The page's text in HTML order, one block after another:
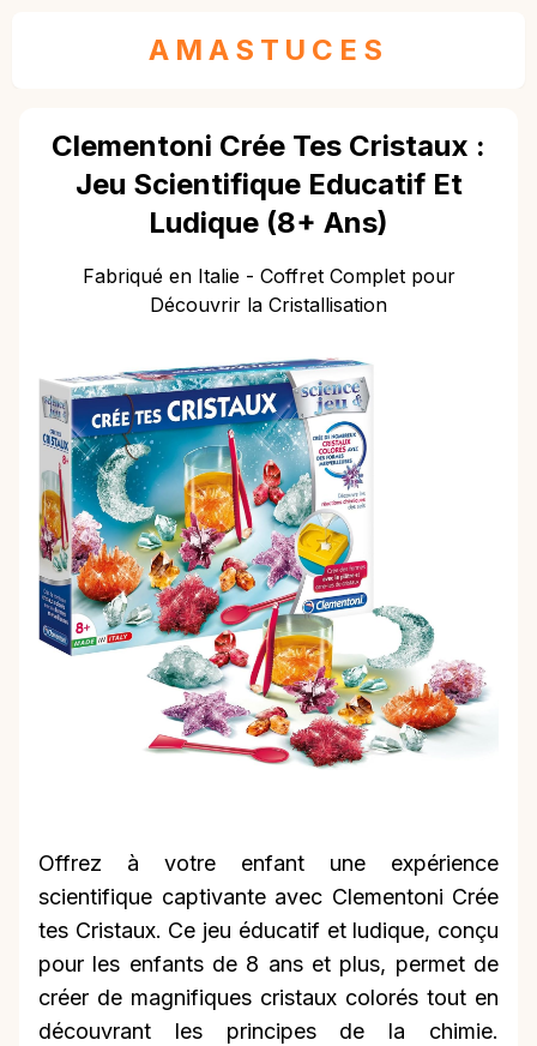
AMASTUCES
Clementoni Crée Tes Cristaux :
Jeu Scientifique Educatif Et
Ludique (8+ Ans)
Fabriqué en Italie - Coffret Complet pour
Découvrir la Cristallisation
Offrez à votre enfant une expérience
scientifique captivante avec Clementoni Crée
tes Cristaux. Ce jeu éducatif et ludique, conçu
pour les enfants de 8 ans et plus, permet de
créer de magnifiques cristaux colorés tout en
découvrant les principes de la chimie.